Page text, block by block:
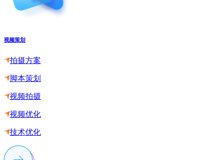
视频策划
拍摄方案
脚本策划
视频拍摄
视频优化
技术优化